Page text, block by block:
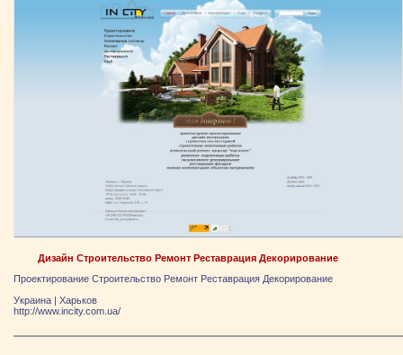
Дизайн Строительство Ремонт Реставрация Декорирование
Проектирование Строительство Ремонт Реставрация Декорирование
Украина | Харьков
http://www.incity.com.ua/